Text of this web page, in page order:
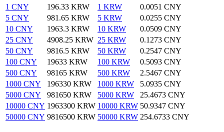
1 CNY
196.33 KRW 1 KRW
0.0051 CNY
5 CNY
981.65 KRW 5 KRW
0.0255 CNY
10 CNY
1963.3 KRW 10 KRW
0.0509 CNY
25 CNY
4908.25 KRW 25 KRW
0.1273 CNY
50 CNY
9816.5 KRW 50 KRW
0.2547 CNY
100 CNY
19633 KRW 100 KRW
0.5093 CNY
500 CNY
98165 KRW 500 KRW
2.5467 CNY
1000 CNY
196330 KRW 1000 KRW
5.0935 CNY
5000 CNY
981650 KRW 5000 KRW
25.4673 CNY
10000 CNY 1963300 KRW 10000 KRW 50.9347 CNY
50000 CNY 9816500 KRW 50000 KRW 254.6733 CNY